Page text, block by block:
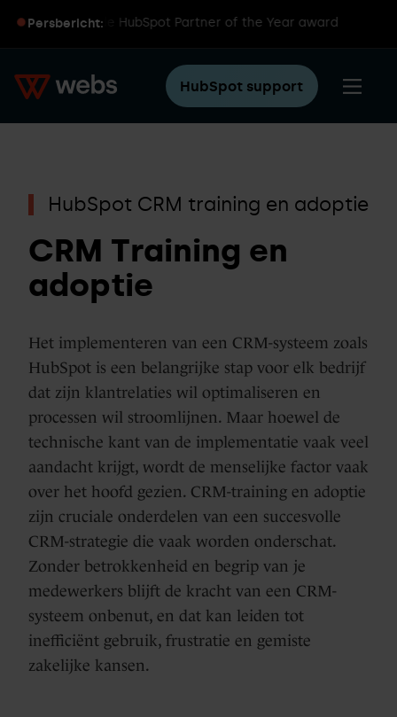
Persbericht:
wereldwijde HubSpot Partner of the Year award
HubSpot support
HubSpot CRM training en adoptie
CRM Training en
adoptie
Het implementeren van een CRM-systeem zoals
HubSpot is een belangrijke stap voor elk bedrijf
dat zijn klantrelaties wil optimaliseren en
processen wil stroomlijnen. Maar hoewel de
technische kant van de implementatie vaak veel
aandacht krijgt, wordt de menselijke factor vaak
over het hoofd gezien. CRM-training en adoptie
zijn cruciale onderdelen van een succesvolle
CRM-strategie die vaak worden onderschat.
Zonder betrokkenheid en begrip van je
medewerkers blijft de kracht van een CRM-
systeem onbenut, en dat kan leiden tot
inefficiënt gebruik, frustratie en gemiste
zakelijke kansen.